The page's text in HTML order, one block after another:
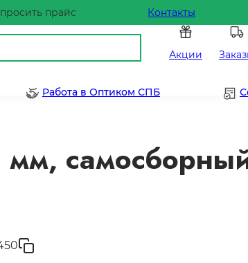
прайс Контакты
Акции
Работа в Оптиком СПБ
мм,